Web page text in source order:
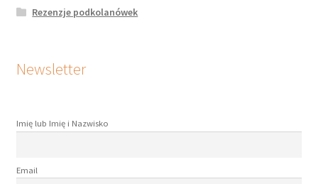
Rezenzje podkolanówek
Newsletter
Imię lub Imię i Nazwisko
Email